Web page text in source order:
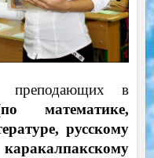
преподающих в
по математике,
русскому